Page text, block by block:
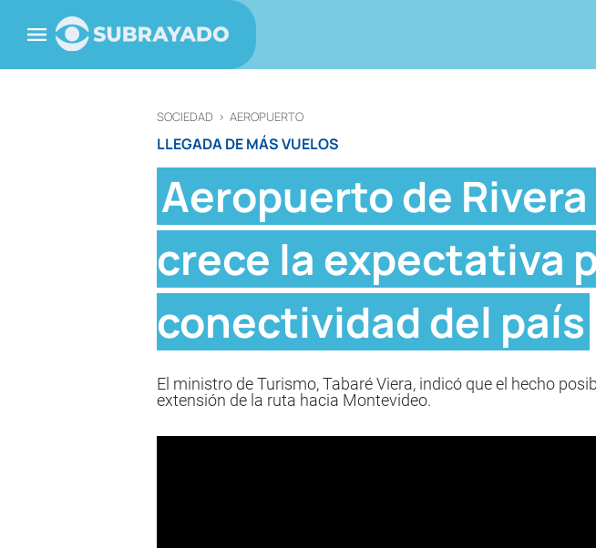
SOCIEDAD > AEROPUERTO
LLEGADA DE MÁS VUELOS
Aeropuerto de
crece la expectativa
conectividad del país
El ministro de Turismo, Tabaré Viera, indicó que el hecho
extensión de la ruta hacia Montevideo.